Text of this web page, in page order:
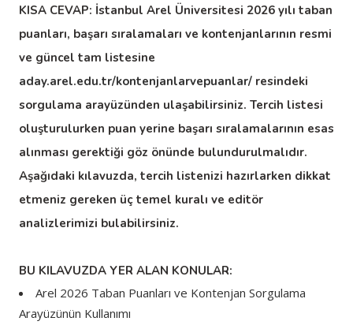
KISA CEVAP: İstanbul Arel Üniversitesi 2026 yılı taban
puanları, başarı sıralamaları ve kontenjanlarının resmi
ve güncel tam listesine
aday.arel.edu.tr/kontenjanlarvepuanlar/resindeki
sorgulama arayüzünden ulaşabilirsiniz. Tercih listesi
oluşturulurken puan yerine başarı sıralamalarının esas
alınması gerektiği göz önünde bulundurulmalıdır.
Aşağıdaki kılavuzda, tercih listenizi hazırlarken dikkat
etmeniz gereken üç temel kuralı ve editör
analizlerimizi bulabilirsiniz.
BU KILAVUZDA YER ALAN KONULAR:
Arel 2026 Taban Puanları ve Kontenjan Sorgulama
Arayüzünün Kullanımı